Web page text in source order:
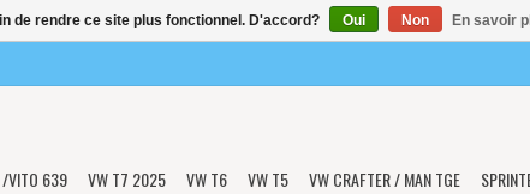
/VITO 639 VW T7 2025 VW T6 VW T5 VW CRAFTER / MAN TGE
de rendre ce site plus fonctionnel. D'accord? Oui Non En savoir